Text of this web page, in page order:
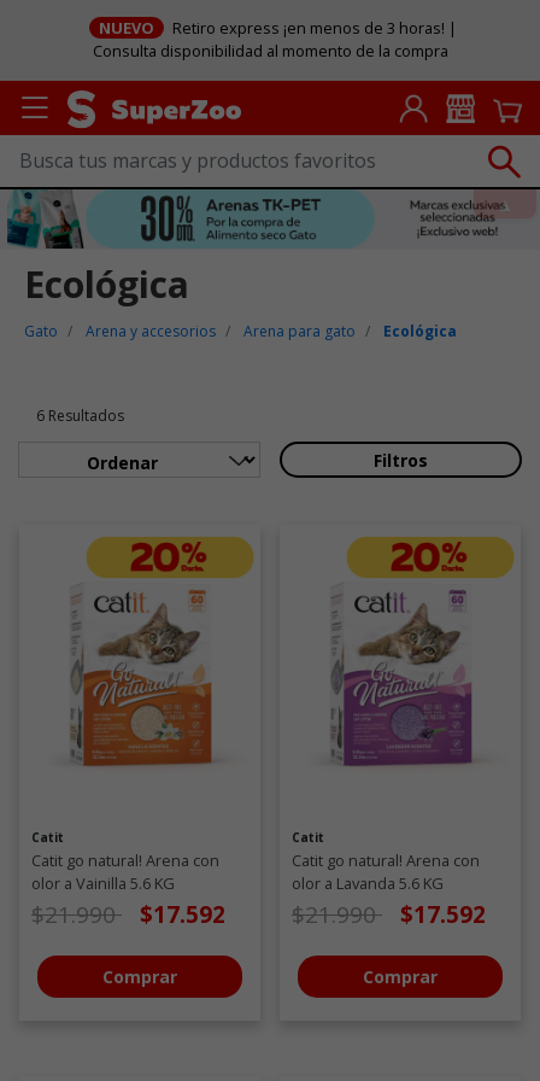
NUEVO
Retiro express ¡en menos de 3 horas! |
Consulta disponibilidad al momento de la compra
Ecológica
Gato Arena y accesorios Arena para gato Ecológica
6 Resultados
Filtros
Catit
Catit go natural! Arena con
olor a Vainilla 5.6 KG
Precio de oferta desde
$21.990a $17.592
Comprar
Catit
Catit go natural! Arena con
olor a Lavanda 5.6 KG
Precio de oferta desde
$21.990a $17.592
Comprar